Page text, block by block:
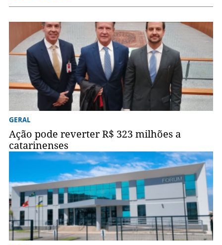
GERAL
Ação pode reverter R$ 323 milhões a
catarinenses